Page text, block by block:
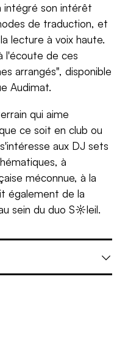
intégré son intérêt
de traduction, et
lecture à voix haute.
l'écoute de ces
arrangés", disponible
Audimat.
qui aime
ce soit en club ou
aux DJ sets
à
méconnue, à la
également de la
sein du duo S☼leil.